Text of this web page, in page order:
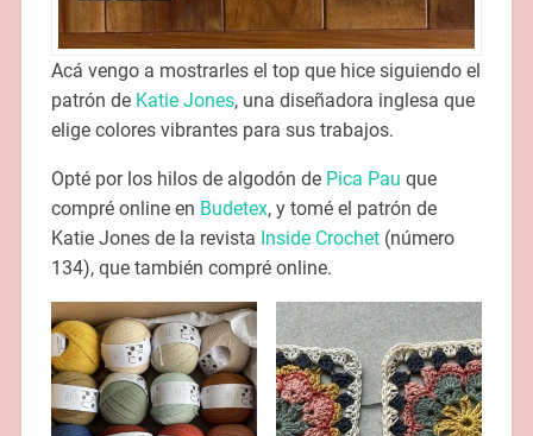
Acá vengo a mostrarles el top que hice siguiendo el
patrón de Katie Jones, una diseñadora inglesa que
elige colores vibrantes para sus trabajos.
Opté por los hilos de algodón de Pica Pau que
compré online en Budetex, y tomé el patrón de
Katie Jones de la revista Inside Crochet(número
134), que también compré online.